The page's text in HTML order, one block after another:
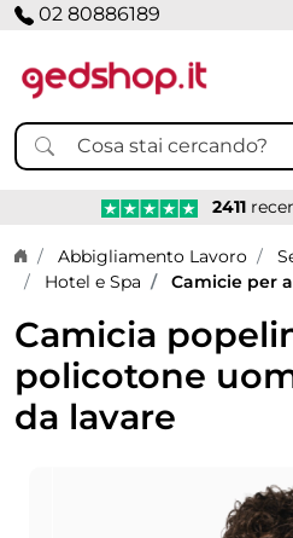
02 80886189
2411
Home page
Abbigliamento Lavoro
Hotel e Spa
Camicie per
Camicia
policotone
da lavare